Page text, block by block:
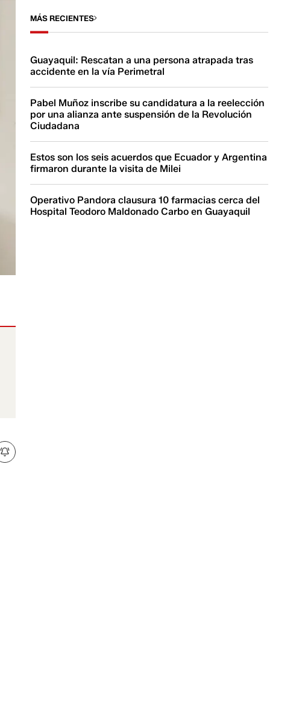
MÁS RECIENTES
Guayaquil: Rescatan a una persona atrapada tras
accidente en la vía Perimetral
Pabel Muñoz inscribe su candidatura a la reelección
por una alianza ante suspensión de la Revolución
Ciudadana
Estos son los seis acuerdos que Ecuador y Argentina
firmaron durante la visita de Milei
Operativo Pandora clausura 10 farmacias cerca del
Hospital Teodoro Maldonado Carbo en Guayaquil